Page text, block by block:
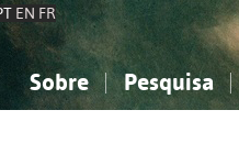
EN FR
Sobre Pesquisa